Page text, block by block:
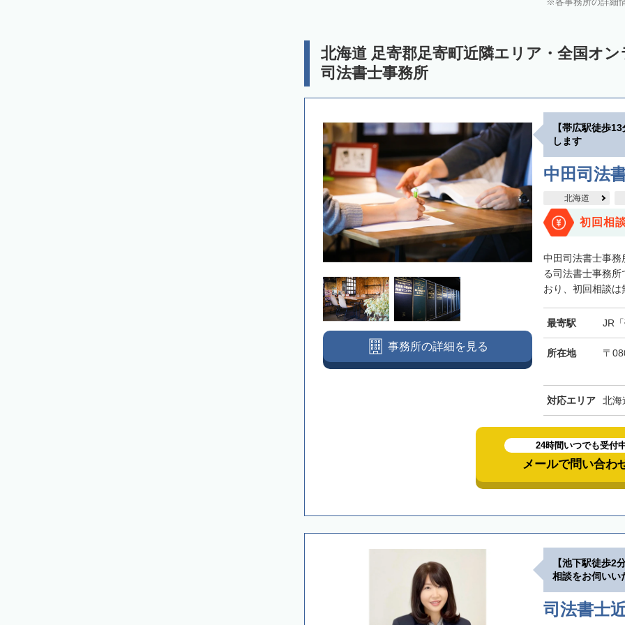
中川郡幕別町
天塩郡遠別町 天塩郡天塩町 天塩郡豊富町 天塩郡幌延町 宗
斜里郡清里町 斜
常呂郡置戸町 常呂郡佐呂間町 紋別郡遠軽町 紋別郡湧別町
紋別郡西興部村 紋別郡雄武町 有珠郡壮瞥町 白老郡白老町
浦河郡浦河町 様似郡様似町 幌泉郡えりも町
河東郡上士幌町 河東郡鹿追町 河西郡芽室町 河西郡中札内村
広尾郡広尾町 足寄郡足寄町 足寄郡陸別町
白糠郡白糠町
標津郡標津町 目梨郡羅臼町
北海道 足寄郡足寄町近隣エリア・全国オ
司法書士事務所
【帯広駅徒歩
します
中田司法
北海道
初回相
中田司法書士事
る司法書士事務
おり、初回相談
最寄駅 JR
所在地 〒
対応エリア 北海
事務所の詳細を見る
24時間いつでも受付
メールで問い合わ
【池下駅徒歩2
相談をお伺いい
司法書士